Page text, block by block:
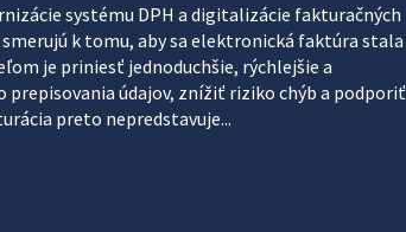
systému DPH a digitalizácie fakturačných
k tomu, aby sa elektronická faktúra stala
je priniesť jednoduchšie, rýchlejšie a
údajov, znížiť riziko chýb a podporiť
preto nepredstavuje...